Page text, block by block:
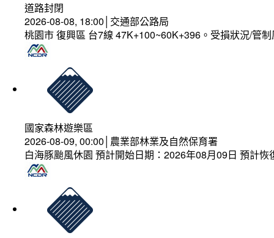
道路封閉
2026-08-08, 18:00│交通部公路局
桃園市 復興區 台7線 47K+100~60K+396。受損狀況/管
國家森林遊樂區
2026-08-09, 00:00│農業部林業及自然保育署
白海豚颱風休園 預計開始日期：2026年08月09日 預計